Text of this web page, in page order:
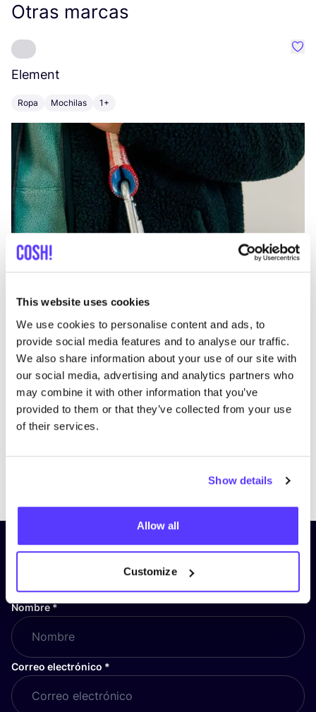
This website uses cookies
We use cookies to personalise content and ads, to
provide social media features and to analyse our traffic.
We also share information about your use of our site with
our social media, advertising and analytics partners who
may combine it with other information that you’ve
provided to them or that they’ve collected from your use
of their services.
Show details
Allow all
Customize
Otras marcas
Element
Ropa Mochilas 1+
Previous
¡Suscríbete a nuestro boletín
y mantente informado!
Nombre*
Correo electrónico *